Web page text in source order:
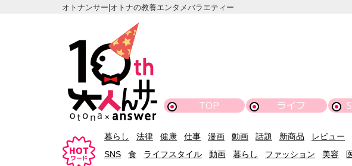
オトナンサー|オトナの教養エンタメバラエティー
TOP ライフ
暮らし 法律 健康 仕事 漫画 動画 話題 新商品
レビュー
SNS
食 ライフスタイル 動画 暮らし ファッション 美容